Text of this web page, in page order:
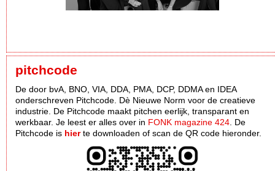
pitchcode
De door bvA, BNO, VIA, DDA, PMA, DCP, DDMA en IDEA
onderschreven Pitchcode. Dè Nieuwe Norm voor de creatieve
industrie. De Pitchcode maakt pitchen eerlijk, transparant en
werkbaar. Je leest er alles over in FONK magazine 424 . De
Pitchcode is hierte downloaden of scan de QR code hieronder.